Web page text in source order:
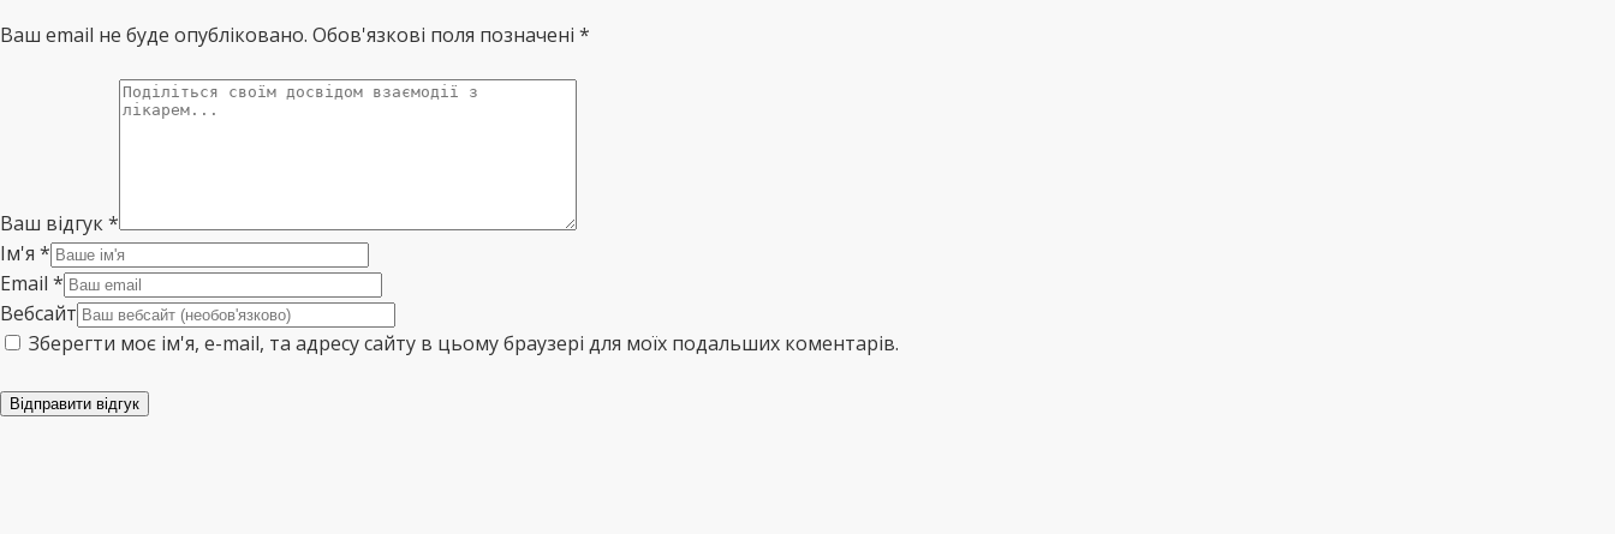
Ваш email не буде опубліковано. Обов'язкові поля позначені *
Ваш відгук*
Ім'я *
Email *
Вебсайт
Зберегти моє ім'я, e-mail, та адресу сайту в цьому браузері для моїх подальших коментарів.
Відправити відгук